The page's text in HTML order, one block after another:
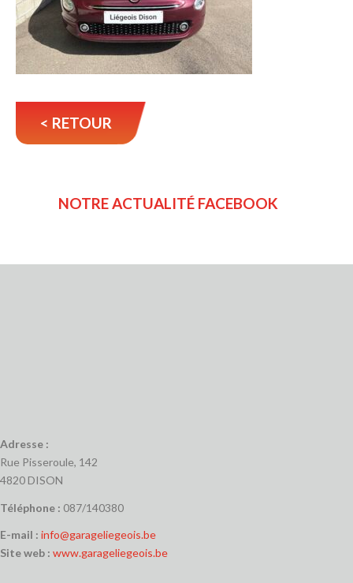
< RETOUR
NOTRE ACTUALITÉ FACEBOOK
Adresse :
Rue Pisseroule, 142
4820 DISON
Téléphone : 087/140380
E-mail : info@garageliegeois.be
Site web : www.garageliegeois.be